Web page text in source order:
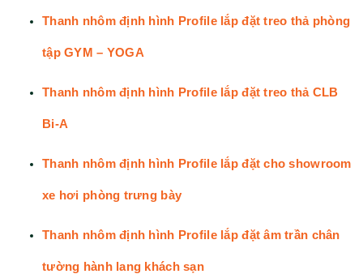
Thanh nhôm định hình Profile lắp đặt treo thả phòng
tập GYM – YOGA
Thanh nhôm định hình Profile lắp đặt treo thả CLB
Bi-A
Thanh nhôm định hình Profile lắp đặt cho showroom
xe hơi phòng trưng bày
Thanh nhôm định hình Profile lắp đặt âm trần chân
tường hành lang khách sạn